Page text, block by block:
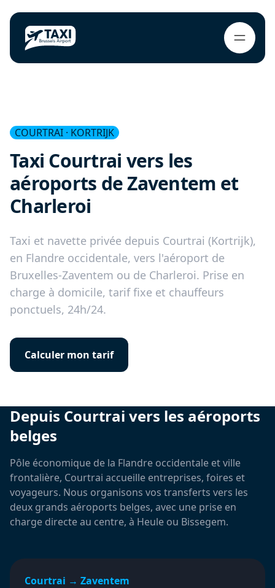
COURTRAI · KORTRIJK
Taxi Courtrai vers les
aéroports de Zaventem et
Charleroi
Taxi et navette privée depuis Courtrai (Kortrijk),
en Flandre occidentale, vers l'aéroport de
Bruxelles-Zaventem ou de Charleroi. Prise en
charge à domicile, tarif fixe et chauffeurs
ponctuels, 24h/24.
Calculer mon tarif
Depuis Courtrai vers les aéroports
belges
Pôle économique de la Flandre occidentale et ville
frontalière, Courtrai accueille entreprises, foires et
voyageurs. Nous organisons vos transferts vers les
deux grands aéroports belges, avec une prise en
charge directe au centre, à Heule ou Bissegem.
Courtrai → Zaventem